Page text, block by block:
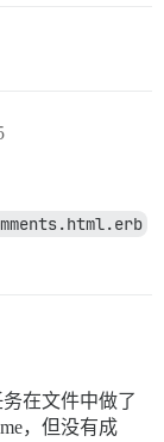
在文件中做了
，但没有成